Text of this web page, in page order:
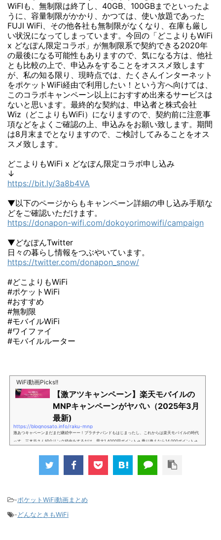
WiFIも、無制限は終了し、40GB、100GBまでといったよ
うに、容量制限がかかり、かつては、使い放題であった
FUJI WiFi、その他各社も無制限がなくなり、在庫も厳し
い状況になってしまっています。今回の「どこよりもWiFi
x どなぽん限定コラボ」が無制限系で契約できる2020年
の最後になる可能性もありますので、気になる方は、他社
とも比較の上で、申込みをすることをオススメ致します
が、私の知る限り、現時点では、たくさんインターネット
をポケットWiFi経由で利用したい！という方へ向けては、
このコラボキャンペーン以上におすすめ出来るサービスは
ないと思います。最終的な契約は、申込者と株式会社
Wiz（どこよりもWiFi）になりますので、契約前に注意事
項などをよくご確認の上、申込みをお願い致します。期間
は8月末までとなりますので、ご検討してみることをオス
スメ致します。
どこよりもWiFi x どなぽん限定コラボ申し込み
↓
https://bit.ly/3a8b4VA
▼以下のページからもキャンペーン詳細の申し込み手順な
どをご確認いただけます。
https://donapon-wifi.com/dokoyorimowifi/campaign
▼どなぽんTwitter
日々の暮らし情報をつぶやいています。
https://twitter.com/donapon_snow/
#どこよりもWiFi
#ポケットWiFi
#おすすめ
#無制限
#モバイルWiFi
#ワイファイ
#モバイルルーター
WiFi動画Picks!!
【激アツキャンペーン】楽天モバイルの
MNPキャンペーンがヤバい（2025年3月
最新)
https://blognosato.info/raku-mnp
激あつキャペーンまだまだ継続中ーー！プラチナバンドもはじまったし、これからは楽天モバイルの時代
っす。三木谷さん紹介リンク経由をするだけ。最大1,4000円ポイント→ 乗り換えなら14,000ポイント→
け」とも思えるポイントばら撒きキャンペーンを発動してきました。■キャンペーン概要三木谷社長の特
別招待ページから楽天モバイ...
-ポケットWiFi動画まとめ
-どんなときもWiFi